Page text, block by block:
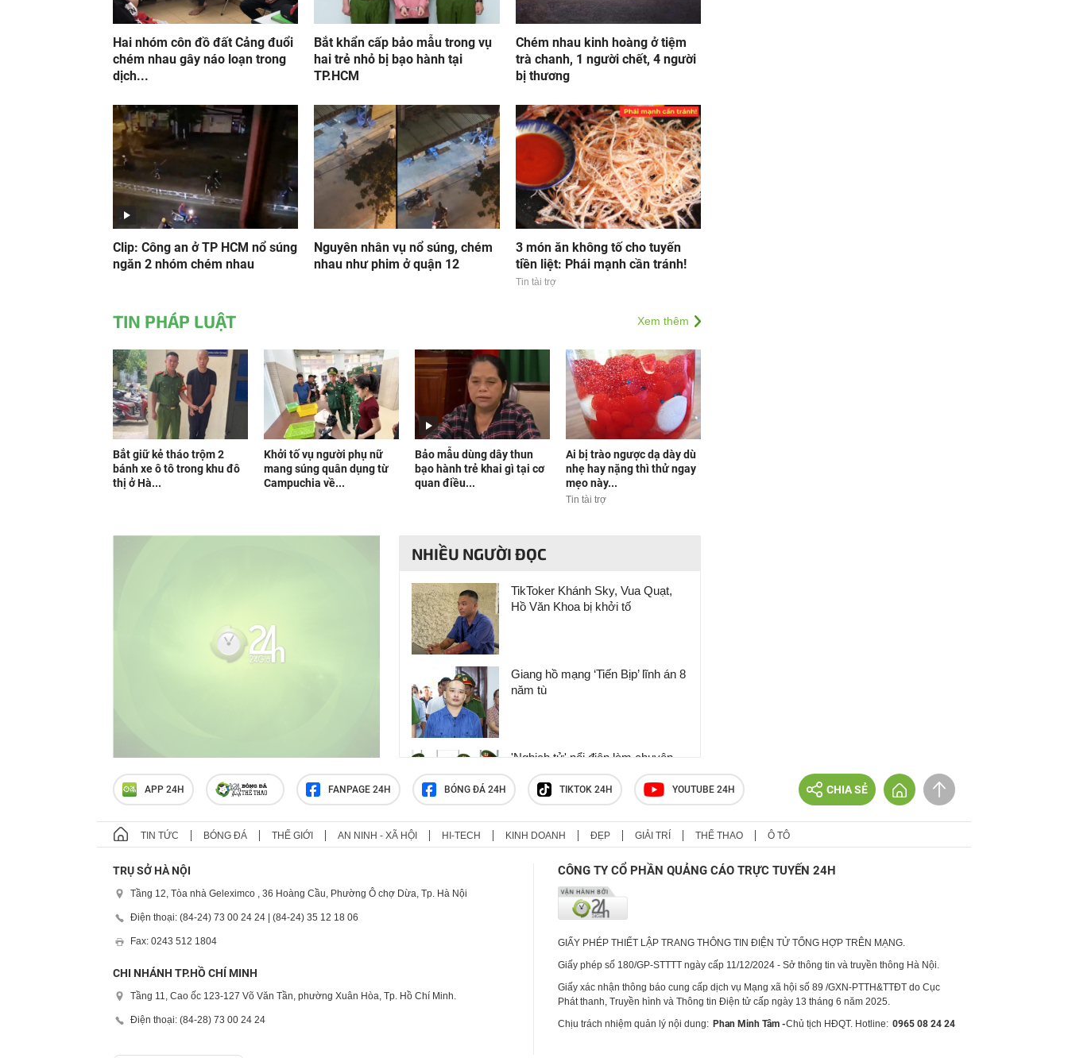
Hai nhóm côn đồ đất Cảng đuổi
chém nhau gây náo loạn trong
dịch...
Bắt khẩn cấp bảo mẫu trong vụ
hai trẻ nhỏ bị bạo hành tại
TP.HCM
Chém nhau kinh hoàng ở tiệm
trà chanh, 1 người chết, 4 người
bị thương
Clip: Công an ở TP HCM nổ súng
ngăn 2 nhóm chém nhau
Nguyên nhân vụ nổ súng, chém
nhau như phim ở quận 12
3 món ăn không tố cho tuyến
tiền liệt: Phái mạnh cần tránh!
Tin tài trợ
TIN PHÁP LUẬT Xem thêm
Bắt giữ kẻ tháo trộm 2
bánh xe ô tô trong khu đô
thị ở Hà...
Khởi tố vụ người phụ nữ
mang súng quân dụng từ
Campuchia về...
Bảo mẫu dùng dây thun
bạo hành trẻ khai gì tại cơ
quan điều...
Ai bị trào ngược dạ dày dù
nhẹ hay nặng thì thử ngay
mẹo này...
Tin tài trợ
NHIỀU NGƯỜI ĐỌC
TikToker Khánh Sky, Vua Quạt,
Hồ Văn Khoa bị khởi tố
Giang hồ mạng ‘Tiến Bịp’ lĩnh án 8
năm tù
'Nghịch tử' nổi điên làm chuyện
động trời ở nơi làm việc của mẹ,
phẫn nộ nguồn cơn gây án
Clip: Người phụ nữ đi chợ bất
APP 24H FANPAGE 24H BÓNG ĐÁ 24H TIKTOK 24H YOUTUBE 24H CHIA SẺ
TIN TỨC BÓNG ĐÁ THẾ GIỚI AN NINH - XÃ HỘI HI-TECH KINH DOANH ĐẸP GIẢI TRÍ THỂ THAO Ô TÔ
TRỤ SỞ HÀ NỘI
Tầng 12, Tòa nhà Geleximco , 36 Hoàng Cầu, Phường Ô chợ Dừa, Tp. Hà Nội
Điện thoại: (84-24) 73 00 24 24 | (84-24) 35 12 18 06
Fax: 0243 512 1804
CHI NHÁNH TP.HỒ CHÍ MINH
Tầng 11, Cao ốc 123-127 Võ Văn Tần, phường Xuân Hòa, Tp. Hồ Chí Minh.
Điện thoại: (84-28) 73 00 24 24
CÔNG TY CỔ PHẦN QUẢNG CÁO TRỰC TUYẾN 24H
GIẤY PHÉP THIẾT LẬP TRANG THÔNG TIN ĐIỆN TỬ TỔNG HỢP TRÊN MẠNG.
Giấy phép số 180/GP-STTTT ngày cấp 11/12/2024 - Sở thông tin và truyền thông Hà Nội.
Giấy xác nhận thông báo cung cấp dịch vụ Mạng xã hội số 89 /GXN-PTTH&TTĐT do Cục
Phát thanh, Truyền hình và Thông tin Điện tử cấp ngày 13 tháng 6 năm 2025.
Chịu trách nhiệm quản lý nội dung: Phan Minh Tâm -Chủ tịch HĐQT. Hotline: 0965 08 24 24